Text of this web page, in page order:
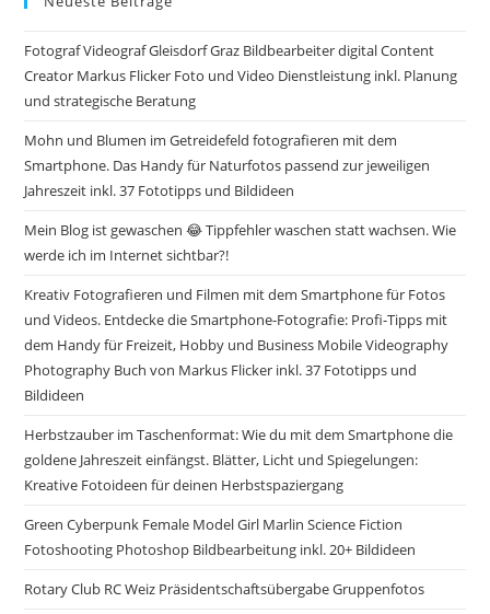
Fotograf Videograf Gleisdorf Graz Bildbearbeiter digital Content
Creator Markus Flicker Foto und Video Dienstleistung inkl. Planung
und strategische Beratung
Mohn und Blumen im Getreidefeld fotografieren mit dem
Smartphone. Das Handy für Naturfotos passend zur jeweiligen
Jahreszeit inkl. 37 Fototipps und Bildideen
Mein Blog ist gewaschen 😂 Tippfehler waschen statt wachsen. Wie
werde ich im Internet sichtbar?!
Kreativ Fotografieren und Filmen mit dem Smartphone für Fotos
und Videos. Entdecke die Smartphone-Fotografie: Profi-Tipps mit
dem Handy für Freizeit, Hobby und Business Mobile Videography
Photography Buch von Markus Flicker inkl. 37 Fototipps und
Bildideen
Herbstzauber im Taschenformat: Wie du mit dem Smartphone die
goldene Jahreszeit einfängst. Blätter, Licht und Spiegelungen:
Kreative Fotoideen für deinen Herbstspaziergang
Green Cyberpunk Female Model Girl Marlin Science Fiction
Fotoshooting Photoshop Bildbearbeitung inkl. 20+ Bildideen
Rotary Club RC Weiz Präsidentschaftsübergabe Gruppenfotos